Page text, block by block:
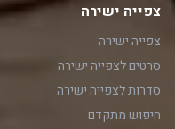
צפייה ישירה
צפייה ישירה
סרטים לצפייה ישירה
סדרות לצפייה ישירה
חיפוש מתקדם